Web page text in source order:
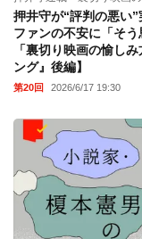
押井守が“評判の悪い”
ファンの不安に「そ
「裏切り映画の愉し
ング』後編】
第20回 2026/6/17 19:30